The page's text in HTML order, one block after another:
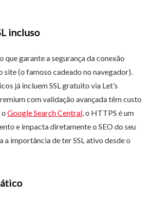
incluso
que garante a segurança da conexão
site (o famoso cadeado no navegador).
já incluem SSL gratuito via Let’s
com validação avançada têm custo
Google Search Central , o HTTPS é um
e impacta diretamente o SEO do seu
a importância de ter SSL ativo desde o